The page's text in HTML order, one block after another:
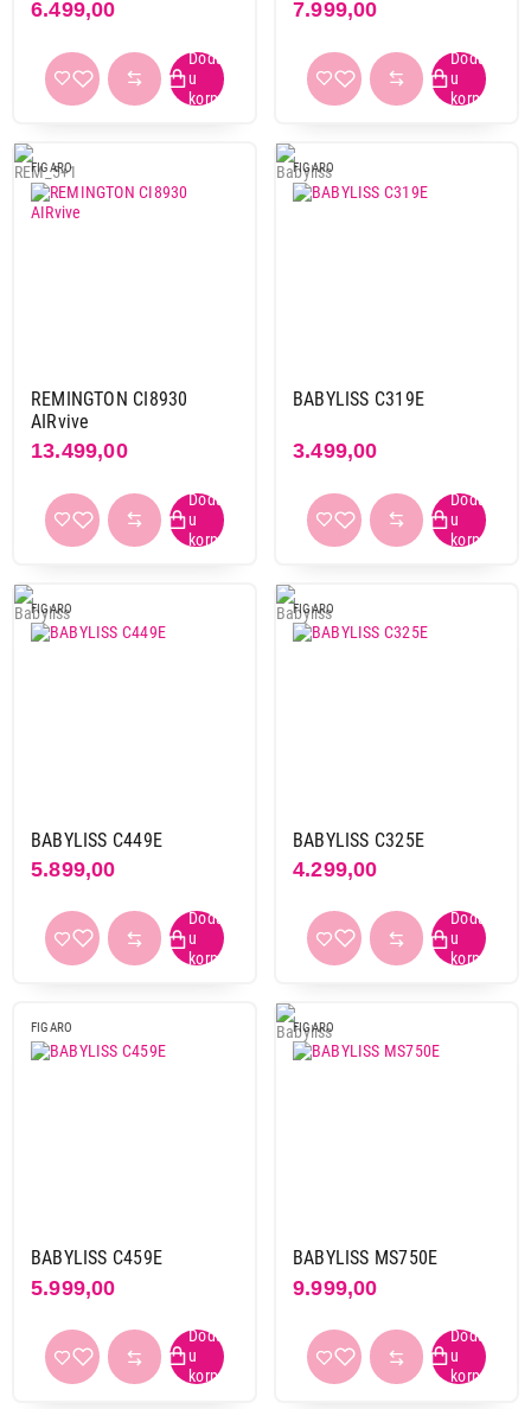
6.499,00 7.999,00
FIGARO
REMINGTON CI8930
AIRvive
13.499,00
FIGARO
BABYLISS C319E
3.499,00
FIGARO
BABYLISS C449E
5.899,00
FIGARO
BABYLISS C325E
4.299,00
FIGARO
BABYLISS C459E
5.999,00
FIGARO
BABYLISS MS750E
9.999,00
3.999,00
FIGARO
PHILIPS BHB862/00
Završi kupovinu